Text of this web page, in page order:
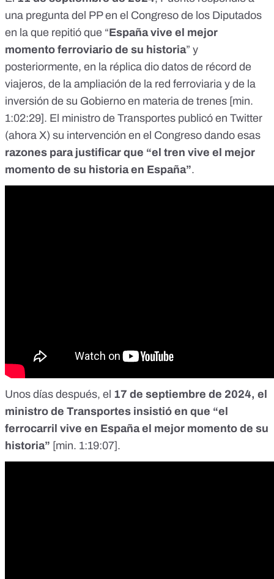
una pregunta del PP en el Congreso de los Diputados
en la que repitió que “España vive el mejor
momento ferroviario de su historia” y
posteriormente, en la réplica dio datos de récord de
viajeros, de la ampliación de la red ferroviaria y de la
inversión de su Gobierno en materia de trenes [min.
1:02:29]. El ministro de Transportes publicó en Twitter
(ahora X) su intervención en el Congreso dando esas
razones para justificar que “el tren vive el mejor
momento de su historia en España”.
Unos días después, el 17 de septiembre de 2024, el
ministro de Transportes insistió en que “el
ferrocarril vive en España el mejor momento de su
historia” [min. 1:19:07].